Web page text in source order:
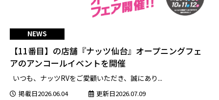
NEWS
【11番目】の店舗『ナッツ仙台』オープニングフェ
アのアンコールイベントを開催
いつも、ナッツRVをご愛顧いただき、誠にあり...
掲載日2026.06.04
更新日2026.07.09